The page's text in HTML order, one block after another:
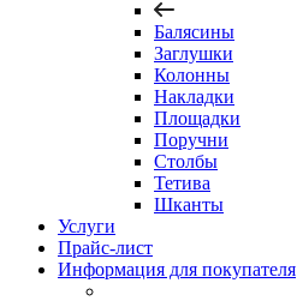
Балясины
Заглушки
Колонны
Накладки
Площадки
Поручни
Столбы
Тетива
Шканты
Услуги
Прайс-лист
Информация для покупателя